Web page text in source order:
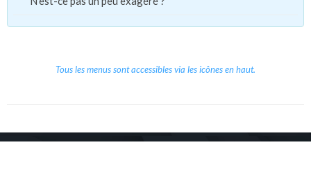
Tous les menus sont accessibles via les icônes en haut.